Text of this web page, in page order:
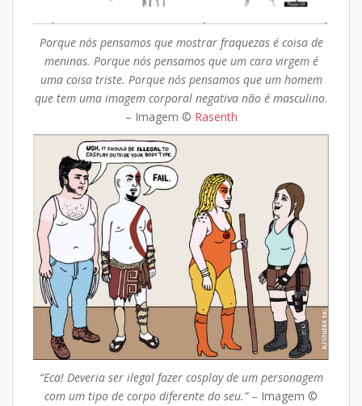
Porque nós pensamos que mostrar fraquezas é coisa de
meninas. Porque nós pensamos que um cara virgem é
uma coisa triste. Porque nós pensamos que um homem
que tem uma imagem corporal negativa não é masculino.
– Imagem © Rasenth
“Eca! Deveria ser ilegal fazer cosplay de um personagem
com um tipo de corpo diferente do seu.” – Imagem ©